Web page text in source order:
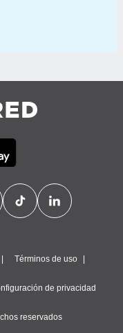
Términos de uso
de privacidad
reservados